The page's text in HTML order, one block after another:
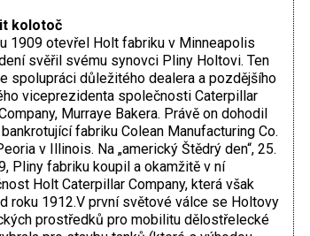
kolotoč
1909 otevřel Holt fabriku v Minneapolis
svěřil svému synovci Pliny Holtovi. Ten
spolupráci důležitého dealera a pozdějšího
viceprezidenta společnosti Caterpillar
Murraye Bakera. Právě on dohodil
fabriku Colean Manufacturing Co.
v Illinois. Na „americký Štědrý den“, 25.
Pliny fabriku koupil a okamžitě v ní
Holt Caterpillar Company, která však
roku 1912.V první světové válce se Holtovy
prostředků pro mobilitu dělostřelecké